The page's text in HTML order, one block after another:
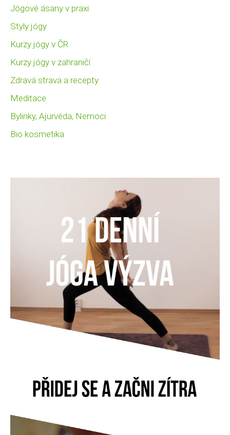
Jógové ásany v praxi
Styly jógy
Kurzy jógy v ČR
Kurzy jógy v zahraničí
Zdravá strava a recepty
Meditace
Bylinky, Ajurvéda, Nemoci
Bio kosmetika